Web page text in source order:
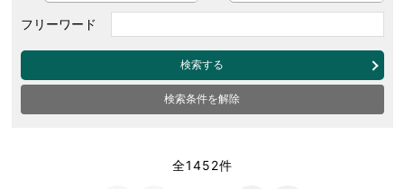
フリーワード
検索する
検索条件を解除
全1452件